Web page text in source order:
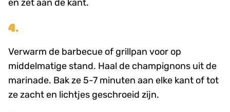
en zet aan de kant.
4.
Verwarm de barbecue of grillpan voor op
middelmatige stand. Haal de champignons uit de
marinade. Bak ze 5-7 minuten aan elke kant of tot
ze zacht en lichtjes geschroeid zijn.